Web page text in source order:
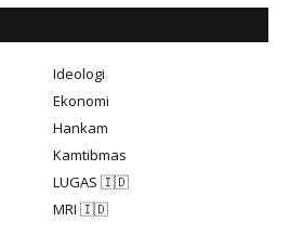
Ideologi
Ekonomi
Hankam
Kamtibmas
LUGAS 🇮🇩
MRI 🇮🇩